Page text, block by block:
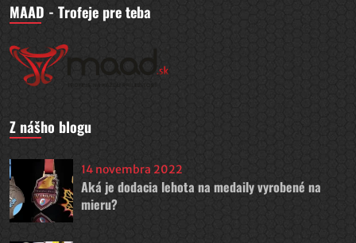
MAAD - Trofeje pre teba
Z nášho blogu
14 novembra 2022
Aká je dodacia lehota na medaily vyrobené na
mieru?